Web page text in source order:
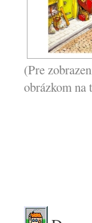
(Pre
obrázkom